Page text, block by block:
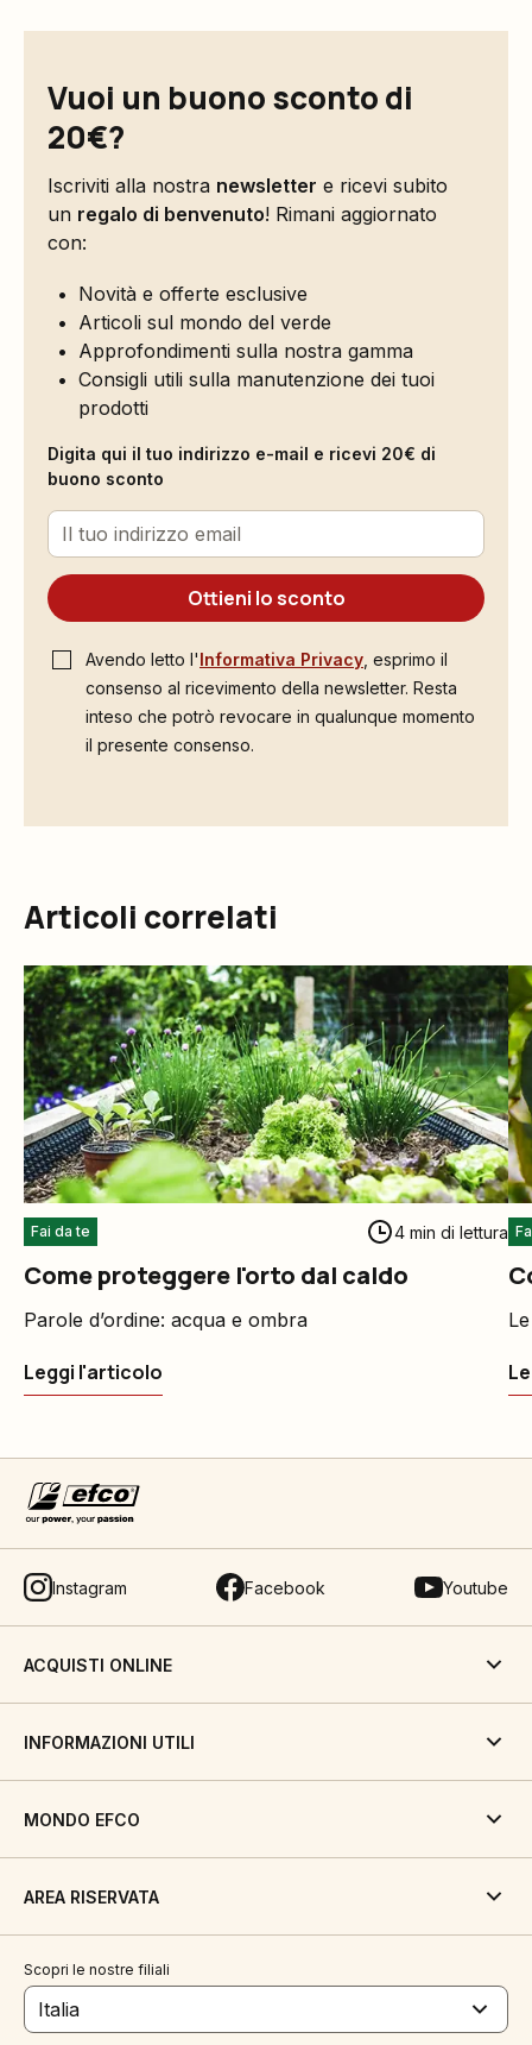
Vuoi un buono sconto di
20€?
Iscriviti alla nostra newsletter e ricevi subito
un regalo di benvenuto! Rimani aggiornato
con:
Novità e offerte esclusive
Articoli sul mondo del verde
Approfondimenti sulla nostra gamma
Consigli utili sulla manutenzione dei tuoi
prodotti
Digita qui il tuo indirizzo e-mail e ricevi 20€ di
buono sconto
Ottieni lo sconto
Avendo letto l'Informativa Privacy , esprimo il
consenso al ricevimento della newsletter. Resta
inteso che potrò revocare in qualunque momento
il presente consenso.
Articoli correlati
Fai da te 4 min di lettura
Come proteggere l'orto dal caldo
Parole d’ordine: acqua e ombra
Leggi l'articolo
Instagram Facebook Youtube
ACQUISTI ONLINE
INFORMAZIONI UTILI
MONDO EFCO
AREA RISERVATA
Scopri le nostre filiali
Italia